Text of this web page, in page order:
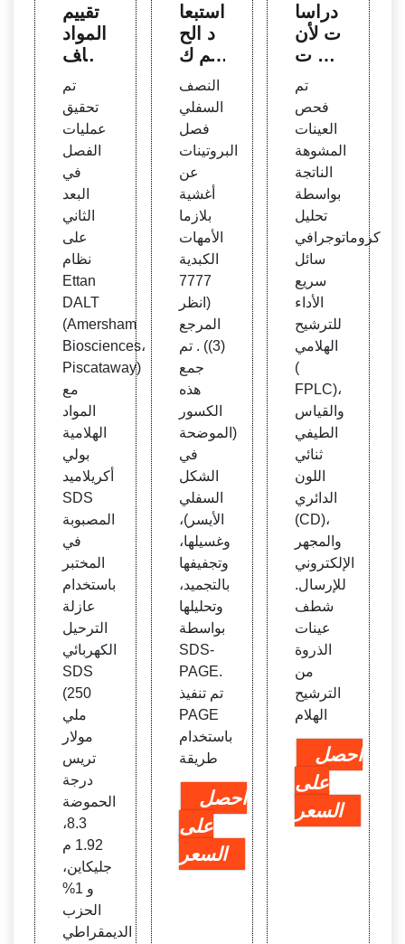
تقييم
المواد
الخاف
توتر ال
سطح
ي البو
ليمري
ة غير
الأيون
ية في
استخ
لاص ب
روتين
جذر ال
ذرة
ضمن
ل الم
ذيبات
المائي
ة والع
ضوية
nger
Link
تم
تحقيق
عمليات
الفصل
في
البعد
الثاني
على
نظام
Ettan
DALT
(Amersham
Biosciences،
Piscataway)
مع
المواد
الهلامية
بولي
أكريلاميد
SDS
المصبوبة
في
المختبر
باستخدام
عازلة
الترحيل
الكهربائي
SDS
(250
ملي
مولار
تريس
درجة
الحموضة
8.3،
1.92 م
جليكاين،
و 1%
الحزب
الديمقراطي
استبعا
د الح
جم ك
رومات
وغراف
يا سائ
لة عال
ية الأد
اء والت
حليل
الكهرب
ائي لل
هلام د
وديسي
ل كبر
يتات ب
ولي أ
كريلام
يد ال
صودي
وم للب
روتينا
ت: م
قارنة
النصف
السفلي
فصل
البروتينات
عن
أغشية
بلازما
الأمهات
الكبدية
7777
(انظر
المرجع
(3)) . تم
جمع
هذه
الكسور
(الموضحة
في
الشكل
السفلي
الأيسر)،
وغسيلها،
وتجفيفها
بالتجميد،
وتحليلها
بواسطة
SDS-
PAGE.
تم تنفيذ
PAGE
باستخدام
طريقة
احصل
على
السعر
دراسا
ت لأن
ماط ت
بلورا
ت ألف
ا البقر
ية با
ستخد
ام مان
ع طبي
عة أيو
ني وه
يدروك
لوريد
الجوان
يدين
ومادة
مانعة
غير أي
ونية ه
ي اليو
ريا.
تم
فحص
العينات
المشوهة
الناتجة
بواسطة
تحليل
كروماتوجرافي
سائل
سريع
الأداء
للترشيح
الهلامي
(
FPLC)،
والقياس
الطيفي
ثنائي
اللون
الدائري
(CD)،
والمجهر
الإلكتروني
للإرسال.
شطف
عينات
الذروة
من
الترشيح
الهلام
احصل
على
السعر